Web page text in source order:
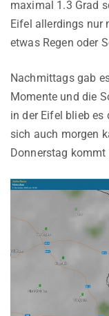
maximal 1.3 Grad
Eifel allerdings nur
etwas Regen oder
Nachmittags gab
Momente und die
in der Eifel blieb
sich auch morgen
Donnerstag